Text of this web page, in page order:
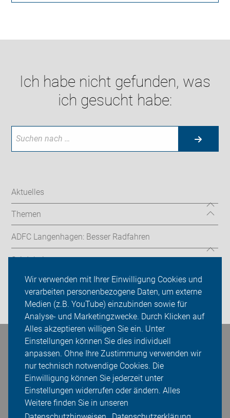
Wir verwenden mit Ihrer Einwilligung Cookies und
verarbeiten personenbezogene Daten, um externe
Medien (z.B. YouTube) einzubinden sowie für
Analyse- und Marketingzwecke. Durch Klicken auf
Alles akzeptieren willigen Sie ein. Unter
Einstellungen können Sie dies individuell
anpassen. Ohne Ihre Zustimmung verwenden wir
nur technisch notwendige Cookies. Die
Einwilligung können Sie jederzeit unter
Einstellungen widerrufen oder ändern. Alles
Weitere finden Sie in unseren
Ich habe nicht gefunden, was
ich gesucht habe:
Aktuelles
Themen
ADFC Langenhagen: Besser Radfahren
Sei dabei
Presse
Login
Bleiben Sie in Kontakt